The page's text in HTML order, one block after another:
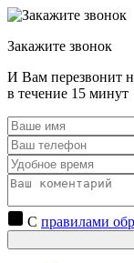
Закажите звонок
И Вам перезвонит
в течение 15 минут
С правилами